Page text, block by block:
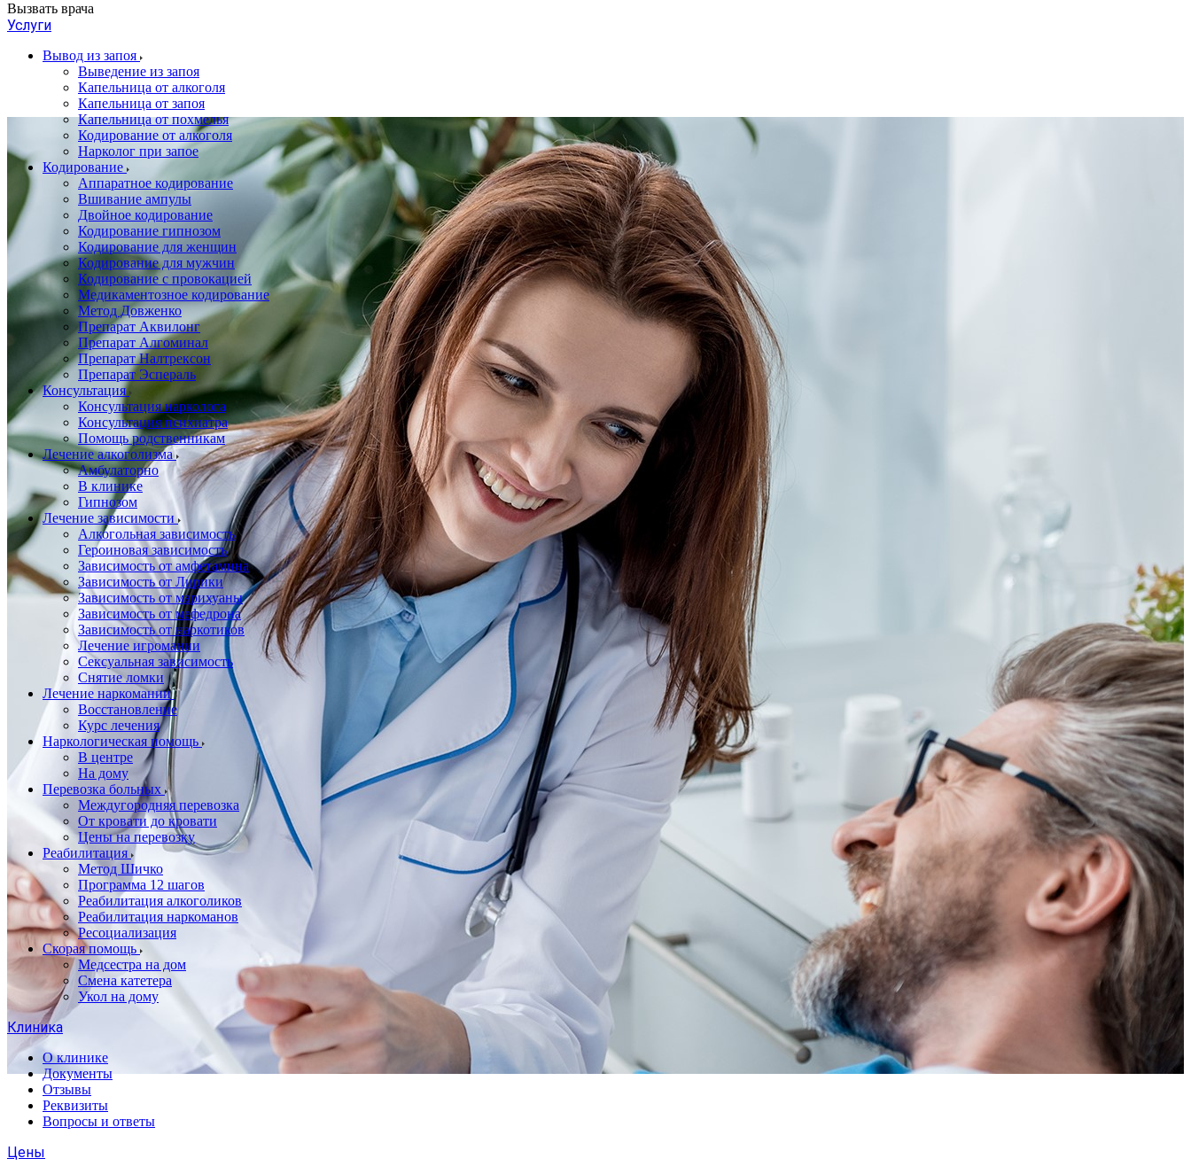
Вызвать врача
Услуги
Вывод из запоя
Выведение из запоя
Капельница от алкоголя
Капельница от запоя
Капельница от похмелья
Кодирование от алкоголя
Нарколог при запое
Кодирование
Аппаратное кодирование
Вшивание ампулы
Двойное кодирование
Кодирование гипнозом
Кодирование для женщин
Кодирование для мужчин
Кодирование с провокацией
Медикаментозное кодирование
Метод Довженко
Препарат Аквилонг
Препарат Алгоминал
Препарат Налтрексон
Препарат Эспераль
Консультация
Консультация нарколога
Консультация психиатра
Помощь родственникам
Лечение алкоголизма
Амбулаторно
В клинике
Гипнозом
Лечение зависимости
Алкогольная зависимость
Героиновая зависимость
Зависимость от амфетамина
Зависимость от Лирики
Зависимость от марихуаны
Зависимость от мефедрона
Зависимость от наркотиков
Лечение игромании
Сексуальная зависимость
Снятие ломки
Лечение наркомании
Восстановление
Курс лечения
Наркологическая помощь
В центре
На дому
Перевозка больных
Междугородняя перевозка
От кровати до кровати
Цены на перевозку
Реабилитация
Метод Шичко
Программа 12 шагов
Реабилитация алкоголиков
Реабилитация наркоманов
Ресоциализация
Скорая помощь
Медсестра на дом
Смена катетера
Укол на дому
Клиника
О клинике
Документы
Отзывы
Реквизиты
Вопросы и ответы
Цены